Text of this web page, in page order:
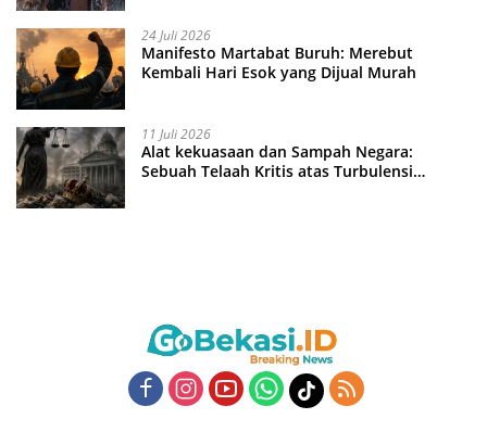
24 Juli 2026
Manifesto Martabat Buruh: Merebut
Kembali Hari Esok yang Dijual Murah
11 Juli 2026
Alat kekuasaan dan Sampah Negara:
Sebuah Telaah Kritis atas Turbulensi